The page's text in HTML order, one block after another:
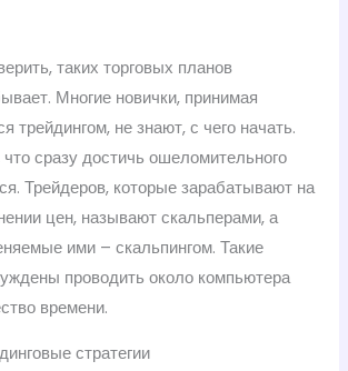
таких торговых планов
Многие новички, принимая
трейдингом, не знают, с чего начать.
сразу достичь ошеломительного
Трейдеров, которые зарабатывают на
цен, называют скальперами, а
ими – скальпингом. Такие
проводить около компьютера
времени.
стратегии